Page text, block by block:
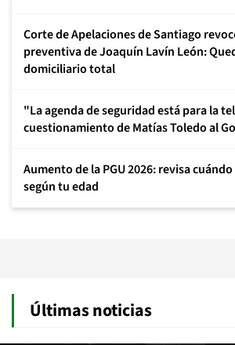
Corte de Apelaciones de Santiago
preventiva de Joaquín Lavín León:
domiciliario total
"La agenda de seguridad está para la
cuestionamiento de Matías Toledo al
Aumento de la PGU 2026: revisa
según tu edad
Últimas noticias